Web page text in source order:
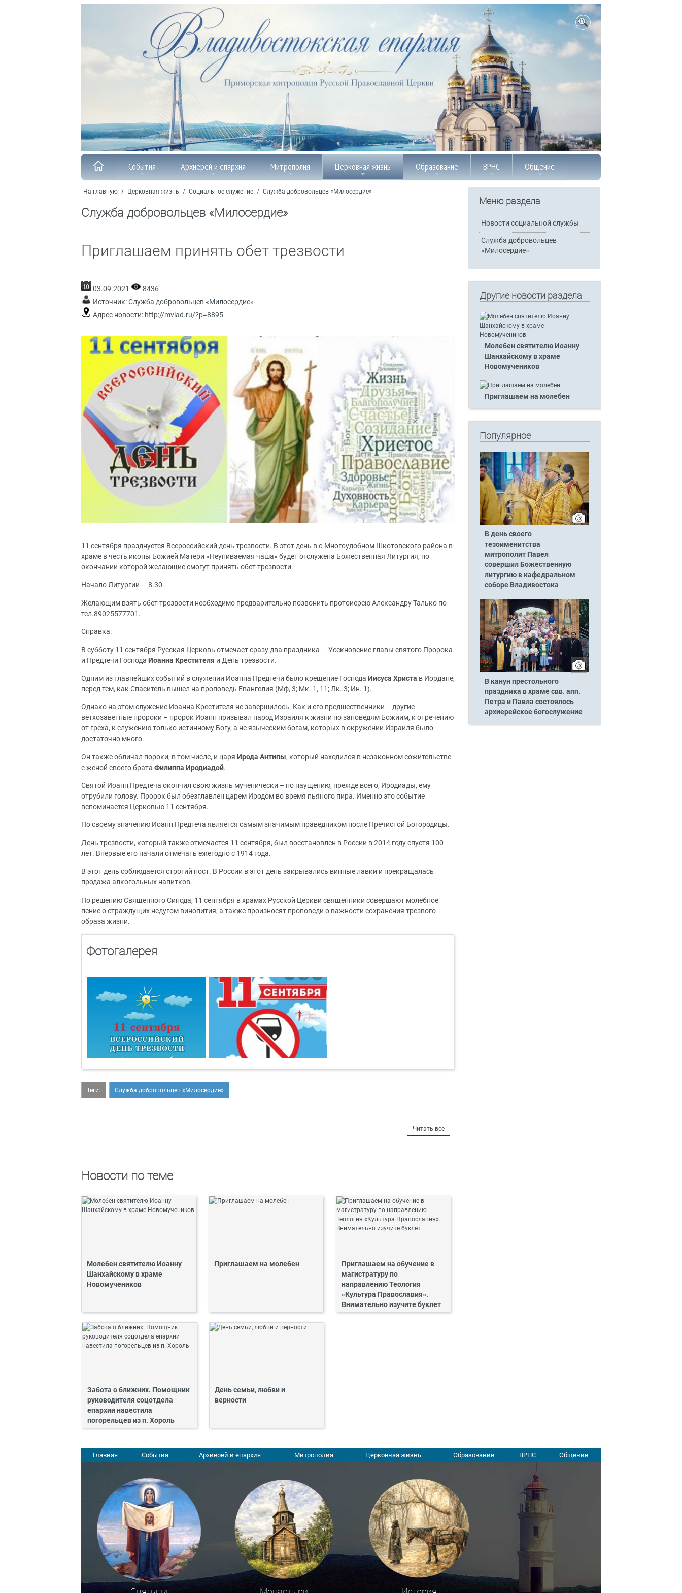
События Архиерей и епархия Митрополия Церковная жизнь Образование ВРНС Общение
На главную / Церковная жизнь / Социальное служение / Служба добровольцев «Милосердие»
Служба добровольцев «Милосердие»
Приглашаем принять обет трезвости
03.09.2021
8436
Источник:Служба добровольцев «Милосердие»
Адрес новости: http://mvlad.ru/?p=8895
11 сентября празднуется Всероссийский день трезвости. В этот день в с.Многоудобном Шкотовского района в
храме в честь иконы Божией Матери «Неупиваемая чаша» будет отслужена Божественная Литургия, по
окончании которой желающие смогут принять обет трезвости.
Начало Литургии — 8.30.
Желающим взять обет трезвости необходимо предварительно позвонить протоиерею Александру Талько по
тел.89025577701.
Справка:
В субботу 11 сентября Русская Церковь отмечает сразу два праздника — Усекновение главы святого Пророка
и Предтечи Господа Иоанна Крестителя и День трезвости.
Одним из главнейших событий в служении Иоанна Предтечи было крещение Господа Иисуса Христа в Иордане,
перед тем, как Спаситель вышел на проповедь Евангелия (Мф, 3; Мк. 1, 11; Лк. 3; Ин. 1).
Однако на этом служение Иоанна Крестителя не завершилось. Как и его предшественники – другие
ветхозаветные пророки – пророк Иоанн призывал народ Израиля к жизни по заповедям Божиим, к отречению
от греха, к служению только истинному Богу, а не языческим богам, которых в окружении Израиля было
достаточно много.
Он также обличал пороки, в том числе, и царя Ирода Антипы, который находился в незаконном сожительстве
с женой своего брата Филиппа Иродиадой.
Святой Иоанн Предтеча окончил свою жизнь мученически – по наущению, прежде всего, Иродиады, ему
отрубили голову. Пророк был обезглавлен царем Иродом во время пьяного пира. Именно это событие
вспоминается Церковью 11 сентября.
По своему значению Иоанн Предтеча является самым значимым праведником после Пречистой Богородицы.
День трезвости, который также отмечается 11 сентября, был восстановлен в России в 2014 году спустя 100
лет. Впервые его начали отмечать ежегодно с 1914 года.
В этот день соблюдается строгий пост. В России в этот день закрывались винные лавки и прекращалась
продажа алкогольных напитков.
По решению Священного Синода, 11 сентября в храмах Русской Церкви священники совершают молебное
пение о страждущих недугом винопития, а также произносят проповеди о важности сохранения трезвого
образа жизни.
Фотогалерея
Теги: Служба добровольцев «Милосердие»
Читать все
Новости по теме
Молебен святителю Иоанну
Шанхайскому в храме
Новомучеников
Приглашаем на молебен
Приглашаем на обучение в
магистратуру по
направлению Теология
«Культура Православия».
Внимательно изучите буклет
Забота о ближних. Помощник
руководителя соцотдела
епархии навестила
погорельцев из п. Хороль
День семьи, любви и
верности
Меню раздела
Новости социальной службы
Служба добровольцев
«Милосердие»
Другие новости раздела
Молебен святителю Иоанну
Шанхайскому в храме
Новомучеников
Приглашаем на молебен
Популярное
В день своего
тезоименитства
митрополит Павел
совершил Божественную
литургию в кафедральном
соборе Владивостока
В канун престольного
праздника в храме свв. апп.
Петра и Павла состоялось
архиерейское богослужение
Главная События Архиерей и епархия Митрополия Церковная жизнь Образование ВРНС Общение